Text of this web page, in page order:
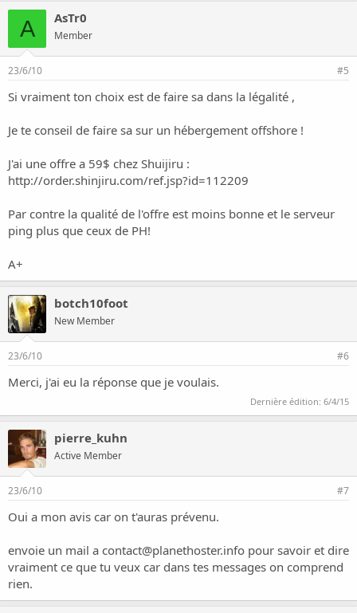
A AsTr0
Member
23/6/10 #5
Si vraiment ton choix est de faire sa dans la légalité ,
Je te conseil de faire sa sur un hébergement offshore !
J'ai une offre a 59$ chez Shuijiru :
http://order.shinjiru.com/ref.jsp?id=112209
Par contre la qualité de l'offre est moins bonne et le serveur
ping plus que ceux de PH!
A+
botch10foot
New Member
23/6/10 #6
Merci, j'ai eu la réponse que je voulais.
Dernière édition: 6/4/15
pierre_kuhn
Active Member
23/6/10 #7
Oui a mon avis car on t'auras prévenu.
envoie un mail a contact@planethoster.info pour savoir et dire
vraiment ce que tu veux car dans tes messages on comprend
rien.